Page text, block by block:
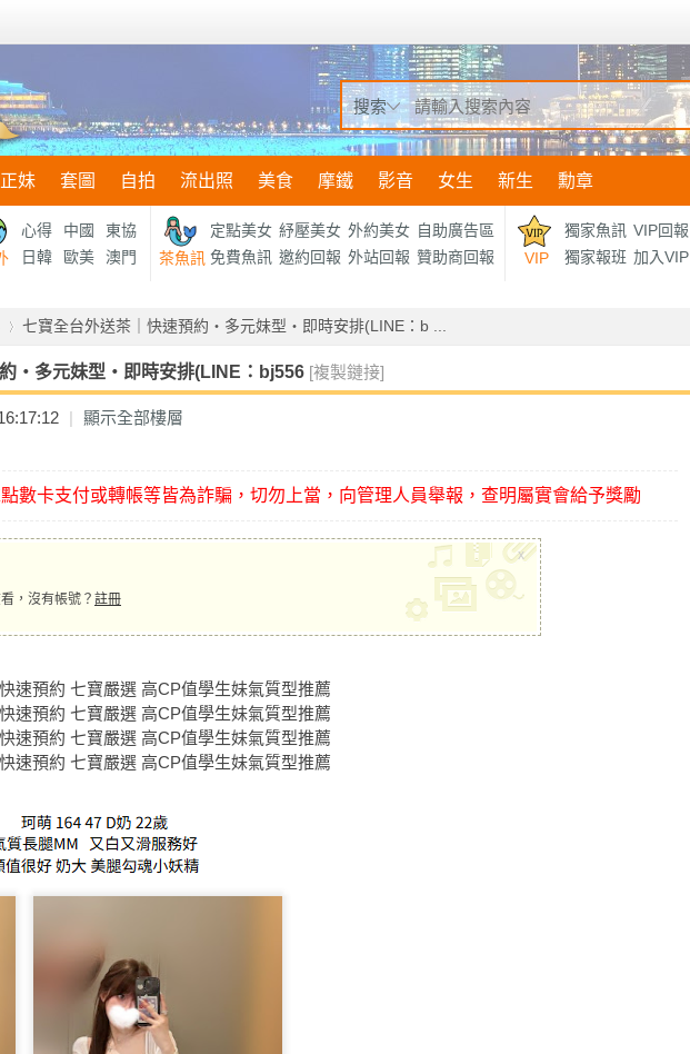
搜索
正妹 套圖 自拍 流出照 美食 摩鐵 影音 女生 新生 勳章
心得 中國
東協
日韓
歐美 澳門 茶魚訊
定點美女 紓壓美女 外約美女 自助廣告區
免費魚訊 邀約回報 外站回報 贊助商回報 VIP
獨家魚訊 VIP回報
獨家報班 加入VIP
›
七寶全台外送茶｜快速預約・多元妹型・即時安排(LINE：b ...
・多元妹型・即時安排(LINE：bj556 [複製鏈接]
| 顯示全部樓層
數卡支付或轉帳等皆為詐騙，切勿上當，向管理人員舉報，查明屬實會給予獎勵
，沒有帳號？ 註冊
x
速預約 七寶嚴選 高CP值學生妹氣質型推薦
速預約 七寶嚴選 高CP值學生妹氣質型推薦
速預約 七寶嚴選 高CP值學生妹氣質型推薦
速預約 七寶嚴選 高CP值學生妹氣質型推薦